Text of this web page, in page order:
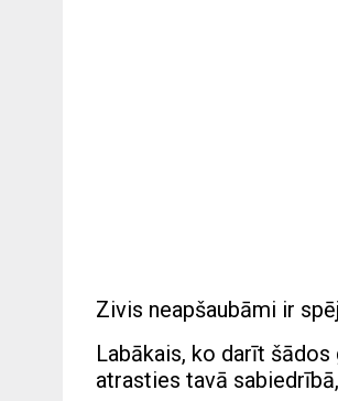
Zivis neapšaubāmi ir
Labākais, ko darīt
atrasties tavā